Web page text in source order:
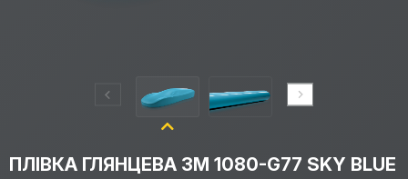
ПЛІВКА ГЛЯНЦЕВА 3M 1080-G77 SKY BLUE